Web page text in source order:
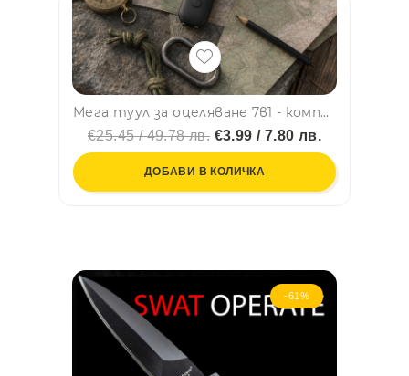
Мега туул за оцеляване 7в1 - компас, свирка, фенерче, термометър, лупа, сигнално огледало, скрито отделение - BLACK
€25.45 / 49.78 лв. €3.99 / 7.80 лв.
ДОБАВИ В КОЛИЧКА
-61%